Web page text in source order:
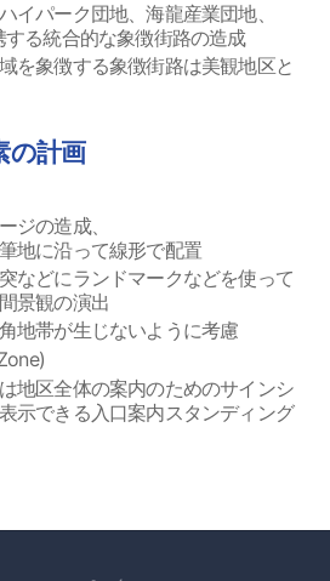
イパーク団地、海龍産業団地、
る統合的な象徴街路の造成
を象徴する象徴街路は美観地区と
の計画
ジの造成、
地に沿って線形で配置
などにランドマークなどを使って
景観の演出
地帯が生じないように考慮
地区全体の案内のためのサインシ
示できる入口案内スタンディング